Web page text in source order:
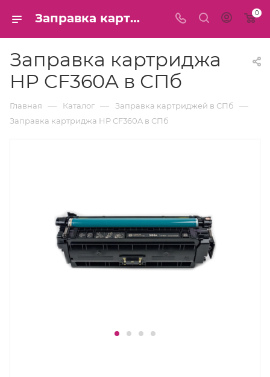
Заправка картриджа HP CF360A в СПб 0
Заправка картриджа
HP CF360A в СПб
Главная — Каталог — Заправка картриджей в СПб —
Заправка картриджа HP CF360A в СПб